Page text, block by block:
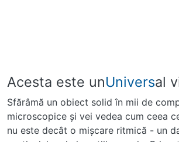
Acesta este unUniversal
Sfărâmă un obiect solid în mii de
microscopice şi vei vedea cum ceea
nu este decât o mişcare ritmică - un